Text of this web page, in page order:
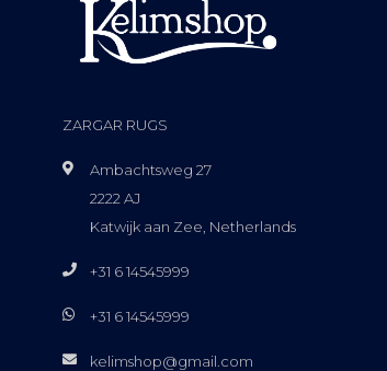
ZARGAR RUGS
Ambachtsweg 27
2222 AJ
Katwijk aan Zee, Netherlands
+31 6 14545999
+31 6 14545999
kelimshop@gmail.com